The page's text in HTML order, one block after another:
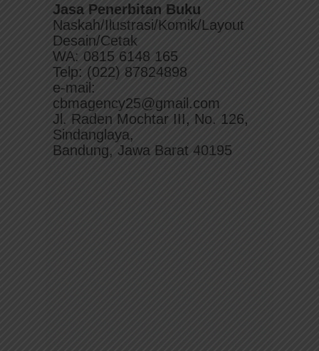
Jasa Penerbitan Buku
Naskah/Ilustrasi/Komik/Layout
Desain/Cetak
WA: 0815 6148 165
Telp: (022) 87824898
e-mail:
cbmagency25@gmail.com
Jl. Raden Mochtar III, No. 126,
Sindanglaya,
Bandung, Jawa Barat 40195